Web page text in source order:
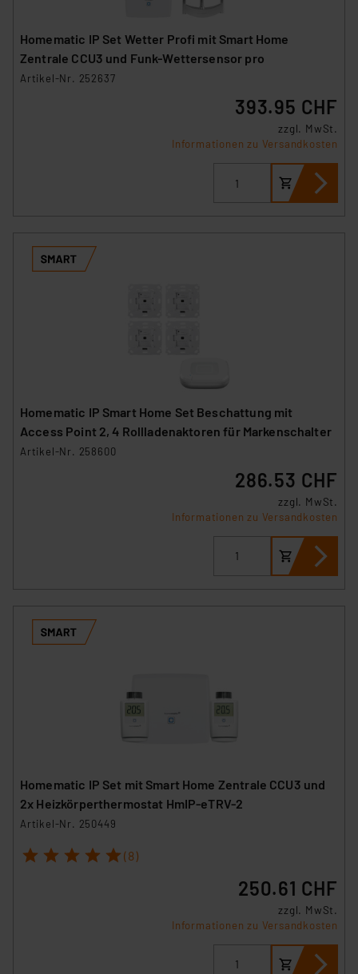
Homematic IP Set Wetter Profi mit Smart Home
Zentrale CCU3 und Funk-Wettersensor pro
Artikel-Nr. 252637
393.95 CHF
zzgl. MwSt.
Informationen zu Versandkosten
Homematic IP Smart Home Set Beschattung mit
Access Point 2, 4 Rollladenaktoren für Markenschalter
Artikel-Nr. 258600
286.53 CHF
zzgl. MwSt.
Informationen zu Versandkosten
Homematic IP Set mit Smart Home Zentrale CCU3 und
2x Heizkörperthermostat HmIP-eTRV-2
Artikel-Nr. 250449
1 2 3 4 5 (8)
250.61 CHF
zzgl. MwSt.
Informationen zu Versandkosten